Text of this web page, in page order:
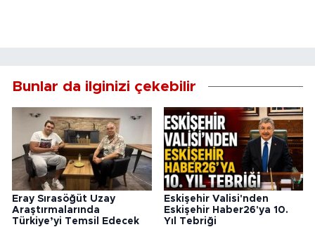
Bunlar da ilginizi çekebilir
Eray Sırasöğüt Uzay
Araştırmalarında
Türkiye’yi Temsil Edecek
Eskişehir Valisi'nden
Eskişehir Haber26'ya 10.
Yıl Tebriği